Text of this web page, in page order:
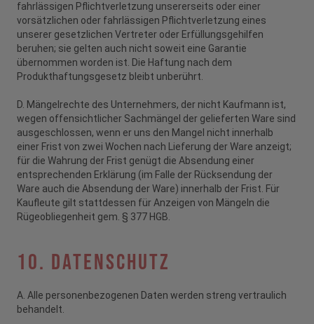
fahrlässigen Pflichtverletzung unsererseits oder einer
vorsätzlichen oder fahrlässigen Pflichtverletzung eines
unserer gesetzlichen Vertreter oder Erfüllungsgehilfen
beruhen; sie gelten auch nicht soweit eine Garantie
übernommen worden ist. Die Haftung nach dem
Produkthaftungsgesetz bleibt unberührt.
D. Mängelrechte des Unternehmers, der nicht Kaufmann ist,
wegen offensichtlicher Sachmängel der gelieferten Ware sind
ausgeschlossen, wenn er uns den Mangel nicht innerhalb
einer Frist von zwei Wochen nach Lieferung der Ware anzeigt;
für die Wahrung der Frist genügt die Absendung einer
entsprechenden Erklärung (im Falle der Rücksendung der
Ware auch die Absendung der Ware) innerhalb der Frist. Für
Kaufleute gilt stattdessen für Anzeigen von Mängeln die
Rügeobliegenheit gem. § 377 HGB.
10. Datenschutz
A. Alle personenbezogenen Daten werden streng vertraulich
behandelt.